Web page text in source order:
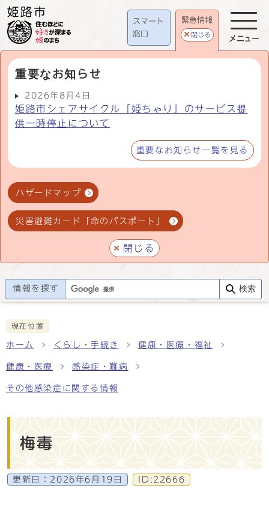
スマート
窓口
緊急情報
閉じる
重要なお知らせ
2026年8月4日
姫路市シェアサイクル「姫ちゃり」のサービス提
供一時停止について
重要なお知らせ一覧を見る
ハザードマップ
災害避難カード「命のパスポート」
閉じる
メニュー
情報を探す 検索
現在位置
ホーム くらし・手続き 健康・医療・福祉
健康・医療 感染症・難病
その他感染症に関する情報
梅毒
更新日： 2026年6月19日 ID:22666